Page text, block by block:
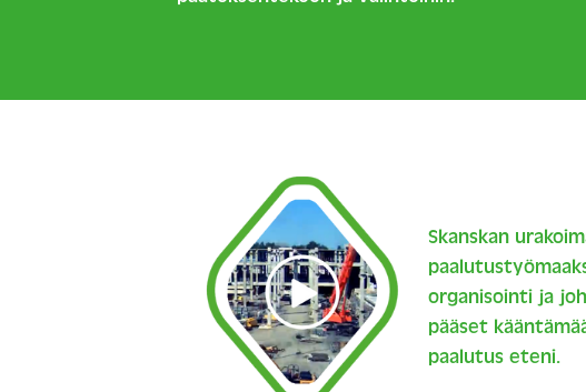
Skanskan
organisointi ja
pääset
paalutus eteni.